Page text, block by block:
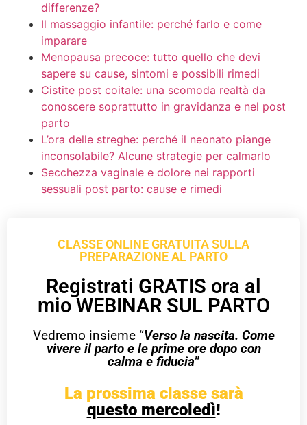
differenze?
Il massaggio infantile: perché farlo e come
imparare
Menopausa precoce: tutto quello che devi
sapere su cause, sintomi e possibili rimedi
Cistite post coitale: una scomoda realtà da
conoscere soprattutto in gravidanza e nel post
parto
L’ora delle streghe: perché il neonato piange
inconsolabile? Alcune strategie per calmarlo
Secchezza vaginale e dolore nei rapporti
sessuali post parto: cause e rimedi
CLASSE ONLINE GRATUITA SULLA
PREPARAZIONE AL PARTO
Registrati GRATIS ora al
mio WEBINAR SUL PARTO
Vedremo insieme “Verso la nascita. Come
vivere il parto e le prime ore dopo con
calma e fiducia”
La prossima classe sarà
questo mercoledì!